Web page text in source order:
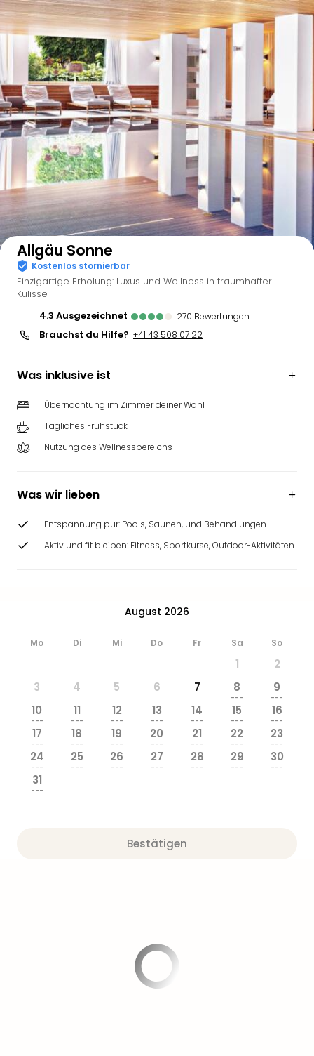
Auf der Karte anzeigen
Allgäu Sonne
Kostenlos stornierbar
Einzigartige Erholung: Luxus und Wellness in traumhafter
Kulisse
4.3
ausgezeichnet 270 Bewertungen
Brauchst du Hilfe? +41 43 508 07 22
Was inklusive ist
Übernachtung im Zimmer deiner Wahl
Tägliches Frühstück
Nutzung des Wellnessbereichs
Was wir lieben
Entspannung pur: Pools, Saunen, und Behandlungen
Aktiv und fit bleiben: Fitness, Sportkurse, Outdoor-Aktivitäten
August 2026
Mo Di Mi Do Fr Sa So
1
2
3
4 5 6 7 8
---
9
---
10
---
11
---
12
---
13
---
14
---
15
---
16
---
17
---
18
---
19
---
20
---
21
---
22
---
23
---
24
---
25
---
26
---
27
---
28
---
29
---
30
---
31
---
Bestätigen